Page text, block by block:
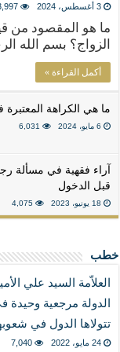
3 أغسطس، 2024
ما هو المقصود من
الزواج؟ بسم الله
أكمل القراءة »
ما هي الكراهة
6 مايو، 2024 6,031
آراء فقهية في مسألة
قبل الدخول
18 يونيو، 2023 4,075
خطب
العلاّمة السيد علي
الدولة مرجعية
تتولاها الدول في
24 مايو، 2022 7,040